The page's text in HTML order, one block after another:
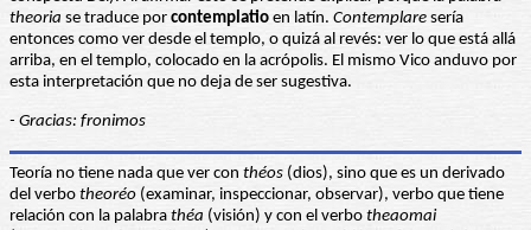
theoria se traduce por contemplatio en latín. Contemplare sería
entonces como ver desde el templo, o quizá al revés: ver lo que está allá
arriba, en el templo, colocado en la acrópolis. El mismo Vico anduvo por
esta interpretación que no deja de ser sugestiva.
- Gracias: fronimos
Teoría no tiene nada que ver con théos (dios), sino que es un derivado
del verbo theoréo (examinar, inspeccionar, observar), verbo que tiene
relación con la palabra théa (visión) y con el verbo theaomai